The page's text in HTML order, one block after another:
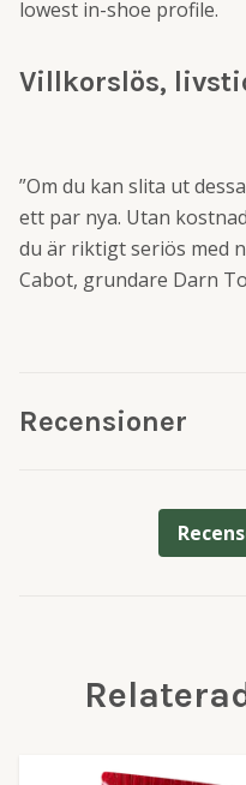
lowest in-shoe profile.
Villkorslös,
”Om du kan slita ut
ett par nya. Utan
du är riktigt seriös med
Cabot, grundare Darn
Recensioner